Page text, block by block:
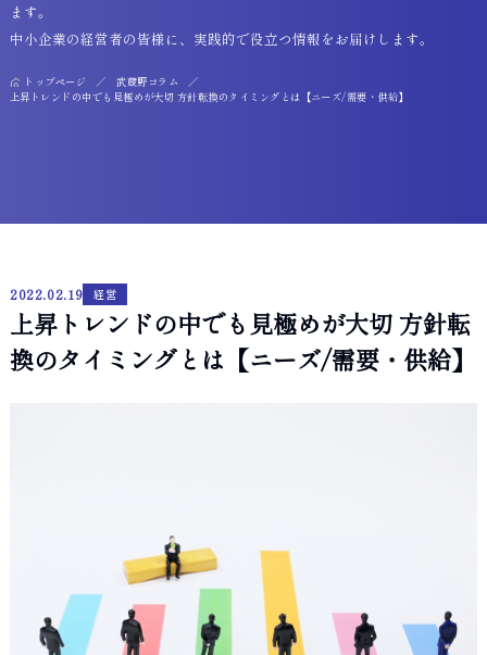
トップページ
武蔵野コラム
上昇トレンドの中でも見極めが大切 方針転換のタイミングとは【ニーズ/需要・供給】
ます。
中小企業の経営者の皆様に、実践的で役立つ情報をお届けします。
2022.02.19 経営
上昇トレンドの中でも見極めが大切 方針転
換のタイミングとは【ニーズ/需要・供給】